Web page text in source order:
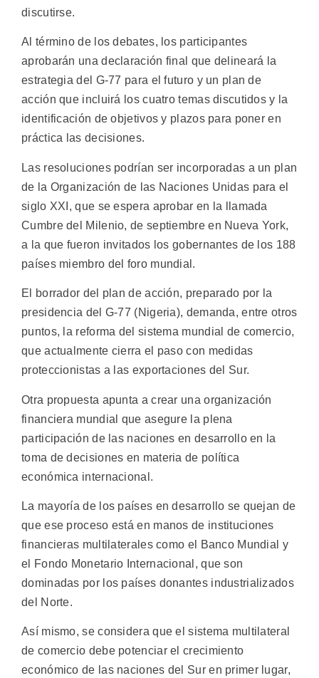
discutirse.
Al término de los debates, los participantes
aprobarán una declaración final que delineará la
estrategia del G-77 para el futuro y un plan de
acción que incluirá los cuatro temas discutidos y la
identificación de objetivos y plazos para poner en
práctica las decisiones.
Las resoluciones podrían ser incorporadas a un plan
de la Organización de las Naciones Unidas para el
siglo XXI, que se espera aprobar en la llamada
Cumbre del Milenio, de septiembre en Nueva York,
a la que fueron invitados los gobernantes de los 188
países miembro del foro mundial.
El borrador del plan de acción, preparado por la
presidencia del G-77 (Nigeria), demanda, entre otros
puntos, la reforma del sistema mundial de comercio,
que actualmente cierra el paso con medidas
proteccionistas a las exportaciones del Sur.
Otra propuesta apunta a crear una organización
financiera mundial que asegure la plena
participación de las naciones en desarrollo en la
toma de decisiones en materia de política
económica internacional.
La mayoría de los países en desarrollo se quejan de
que ese proceso está en manos de instituciones
financieras multilaterales como el Banco Mundial y
el Fondo Monetario Internacional, que son
dominadas por los países donantes industrializados
del Norte.
Así mismo, se considera que el sistema multilateral
de comercio debe potenciar el crecimiento
económico de las naciones del Sur en primer lugar,